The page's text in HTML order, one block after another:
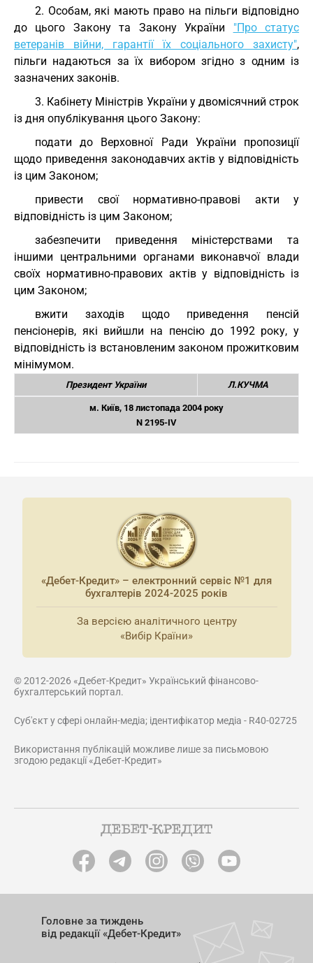
2. Особам, які мають право на пільги відповідно
до цього Закону та Закону України "Про статус
ветеранів війни, гарантії їх соціального захисту",
пільги надаються за їх вибором згідно з одним із
зазначених законів.
3. Кабінету Міністрів України у двомісячний строк
із дня опублікування цього Закону:
подати до Верховної Ради України пропозиції
щодо приведення законодавчих актів у відповідність
із цим Законом;
привести свої нормативно-правові акти у
відповідність із цим Законом;
забезпечити приведення міністерствами та
іншими центральними органами виконавчої влади
своїх нормативно-правових актів у відповідність із
цим Законом;
вжити заходів щодо приведення пенсій
пенсіонерів, які вийшли на пенсію до 1992 року, у
відповідність із встановленим законом прожитковим
мінімумом.
Президент України Л.КУЧМА
м. Київ, 18 листопада 2004 року
N 2195-IV
«Дебет-Кредит» – електронний сервіс №1 для
бухгалтерів 2024-2025 років
За версією аналітичного центру
«Вибір Країни»
© 2012-2026 «Дебет-Кредит» Український фінансово-
бухгалтерський портал.
Суб'єкт у сфері онлайн-медіа; ідентифікатор медіа - R40-02725
Використання публікацій можливе лише за письмовою
згодою редакції «Дебет-Кредит»
Головне за тиждень
від редакції «Дебет-Кредит»